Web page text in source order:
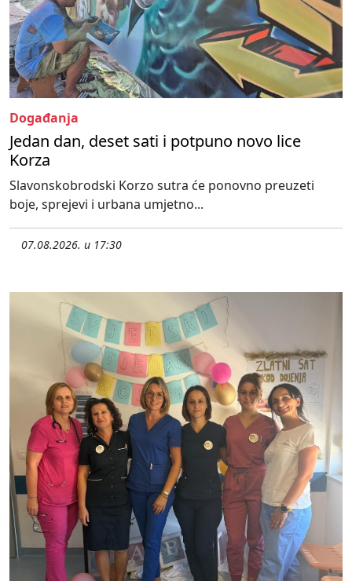
Događanja
Jedan dan, deset sati i potpuno novo lice
Korza
Slavonskobrodski Korzo sutra će ponovno preuzeti
boje, sprejevi i urbana umjetno...
07.08.2026. u 17:30